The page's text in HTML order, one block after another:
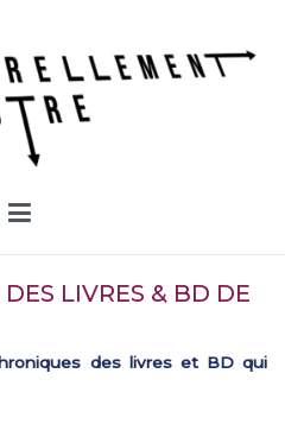
LIVRES & BD DE
des livres et BD qui